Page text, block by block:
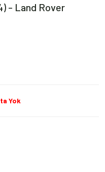
- Land Rover
Yok